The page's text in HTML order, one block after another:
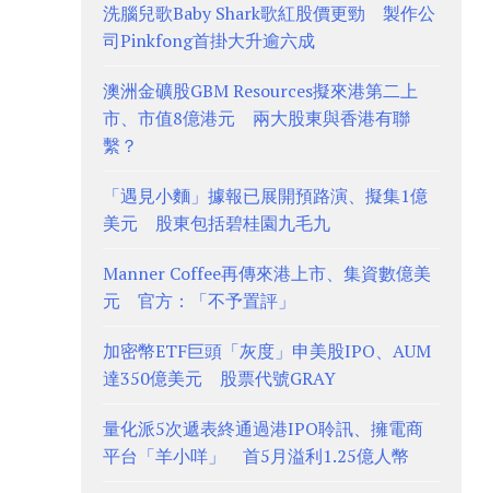
洗腦兒歌Baby Shark歌紅股價更勁 製作公
司Pinkfong首掛大升逾六成
澳洲金礦股GBM Resources擬來港第二上
市、市值8億港元 兩大股東與香港有聯
繫？
「遇見小麵」據報已展開預路演、擬集1億
美元 股東包括碧桂園九毛九
Manner Coffee再傳來港上市、集資數億美
元 官方：「不予置評」
加密幣ETF巨頭「灰度」申美股IPO、AUM
達350億美元 股票代號GRAY
量化派5次遞表終通過港IPO聆訊、擁電商
平台「羊小咩」 首5月溢利1.25億人幣